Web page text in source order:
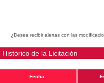
¿Desea recibir alertas con las
Histórico de la Licitación
Fecha